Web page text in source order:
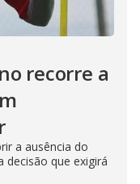
recorre a
a ausência do
decisão que exigirá